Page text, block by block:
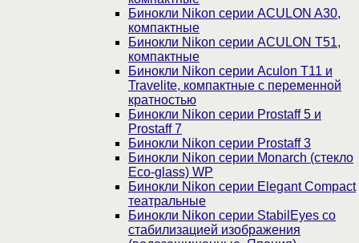
Бинокли Nikon серии ACULON A30,
компактные
Бинокли Nikon серии ACULON Т51,
компактные
Бинокли Nikon серии Aculon T11 и
Travelite, компактные с переменной
кратностью
Бинокли Nikon серии Prostaff 5 и
Prostaff 7
Бинокли Nikon серии Prostaff 3
Бинокли Nikon серии Monarch (стекло
Eco-glass) WP
Бинокли Nikon серии Elegant Compact
театральные
Бинокли Nikon серии StabilEyes со
стабилизацией изображения